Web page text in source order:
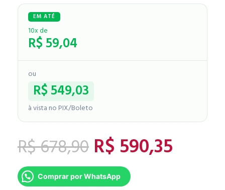
10x de
R$59,04
ou
R$549,03
à vista no PIX/Boleto
R$678,90 R$ 590,35
Comprar por WhatsApp